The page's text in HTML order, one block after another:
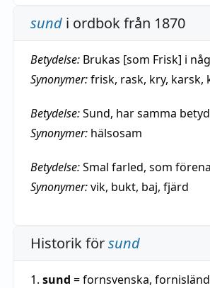
sund i ordbok från 1870
Betydelse: Brukas [som Frisk] i
Synonymer:frisk, rask, kry, karsk,
Betydelse:Sund, har samma
Synonymer: hälsosam
Betydelse:Smal farled, som
Synonymer:vik, bukt, baj, fjärd
Historik försund
1. sund = fornsvenska,